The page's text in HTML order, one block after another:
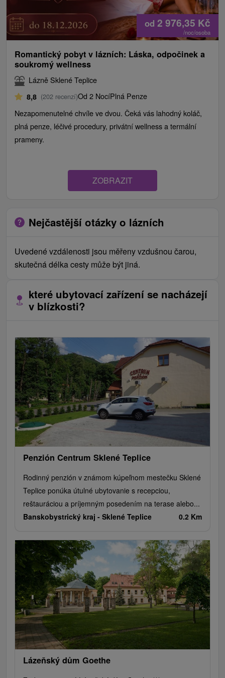
od 2 976,35 Kč
/noc/osoba
Romantický pobyt v lázních: Láska, odpočinek a
soukromý wellness
Lázně Sklené Teplice
8,8 (202 recenzí)Od 2 NocíPlná Penze
Nezapomenutelné chvíle ve dvou. Čeká vás lahodný koláč,
plná penze, léčivé procedury, privátní wellness a termální
prameny.
ZOBRAZIT
Nejčastější otázky o lázních
Uvedené vzdálenosti jsou měřeny vzdušnou čarou,
skutečná délka cesty může být jiná.
které ubytovací zařízení se nacházejí
v blízkosti?
Penzión Centrum Sklené Teplice
Rodinný penzión v známom kúpeľnom mestečku Sklené
Teplice ponúka útulné ubytovanie s recepciou,
reštauráciou a príjemným posedením na terase alebo...
Banskobystrický kraj - Sklené Teplice 0.2 Km
Lázeňský dům Goethe